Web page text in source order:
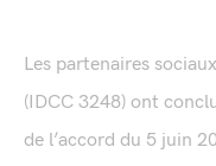
Les partenaires
(IDCC 3248) ont
de l’accord du 5 juin